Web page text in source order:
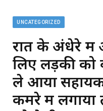
UNCATEGORIZED
रात के अंधेरे में
लिए लड़की को
ले आया सहायक
कमरे में लगाया